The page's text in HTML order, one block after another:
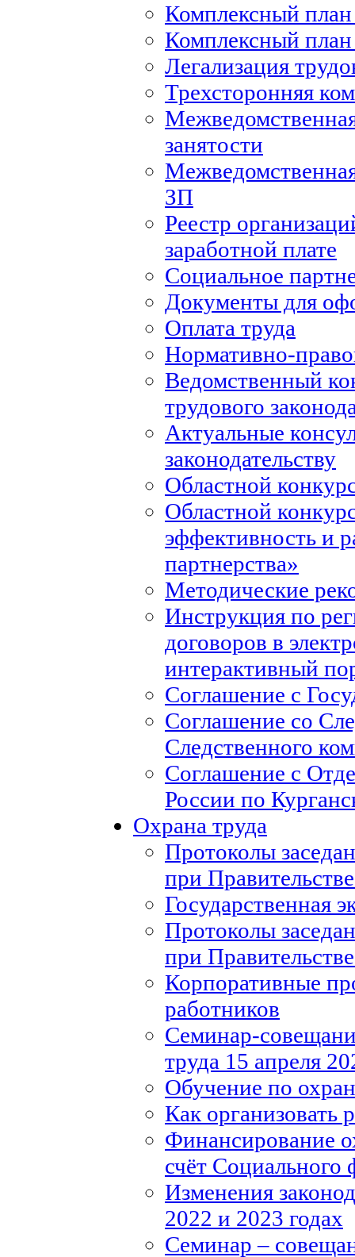
Комплексный
Комплексный
Легализация
Трехсторонняя
занятости
ЗП
Реестр
заработной плате
Социальное
Документы для
Оплата труда
Нормативно-
Ведомственный
трудового
Актуальные
законодательству
Областной
Областной
эффективность и
партнерства»
Методические
Инструкция по
договоров в
интерактивный
Соглашение с
Соглашение со
Следственного
Соглашение с
России по
Охрана труда
Протоколы
при
Государственная
Протоколы
при
Корпоративные
работников
Семинар-
труда 15 апреля
Обучение по
Как организовать
Финансирование
счёт Социального
Изменения
2022 и 2023 годах
Семинар –